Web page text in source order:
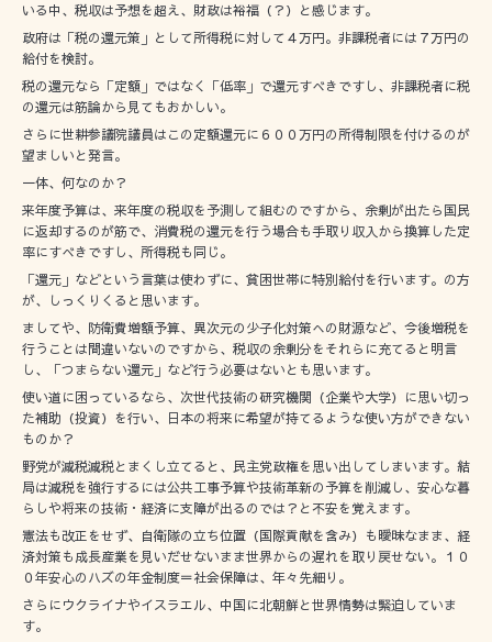
いる中、税収は予想を超え、財政は裕福（？）と感じます。
政府は「税の還元策」として所得税に対して４万円。非課税者には７万円の
給付を検討。
税の還元なら「定額」ではなく「低率」で還元すべきですし、非課税者に税
の還元は筋論から見てもおかしい。
さらに世耕参議院議員はこの定額還元に６００万円の所得制限を付けるのが
望ましいと発言。
一体、何なのか？
来年度予算は、来年度の税収を予測して組むのですから、余剰が出たら国民
に返却するのが筋で、消費税の還元を行う場合も手取り収入から換算した定
率にすべきですし、所得税も同じ。
「還元」などという言葉は使わずに、貧困世帯に特別給付を行います。の方
が、しっくりくると思います。
ましてや、防衛費増額予算、異次元の少子化対策への財源など、今後増税を
行うことは間違いないのですから、税収の余剰分をそれらに充てると明言
し、「つまらない還元」など行う必要はないとも思います。
使い道に困っているなら、次世代技術の研究機関（企業や大学）に思い切っ
た補助（投資）を行い、日本の将来に希望が持てるような使い方ができない
ものか？
野党が減税減税とまくし立てると、民主党政権を思い出してしまいます。結
局は減税を強行するには公共工事予算や技術革新の予算を削減し、安心な暮
らしや将来の技術・経済に支障が出るのでは？と不安を覚えます。
憲法も改正をせず、自衛隊の立ち位置（国際貢献を含み）も曖昧なまま、経
済対策も成長産業を見いだせないまま世界からの遅れを取り戻せない。１０
０年安心のハズの年金制度＝社会保障は、年々先細り。
さらにウクライナやイスラエル、中国に北朝鮮と世界情勢は緊迫していま
す。